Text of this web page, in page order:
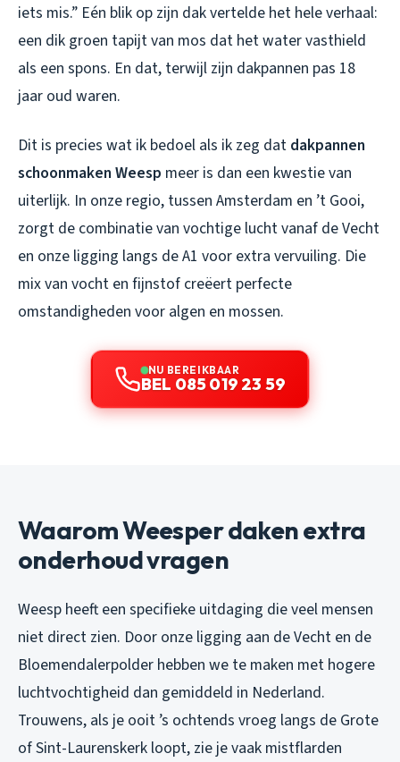
iets mis.” Eén blik op zijn dak vertelde het hele verhaal:
een dik groen tapijt van mos dat het water vasthield
als een spons. En dat, terwijl zijn dakpannen pas 18
jaar oud waren.
Dit is precies wat ik bedoel als ik zeg dat dakpannen
schoonmaken Weesp meer is dan een kwestie van
uiterlijk. In onze regio, tussen Amsterdam en ’t Gooi,
zorgt de combinatie van vochtige lucht vanaf de Vecht
en onze ligging langs de A1 voor extra vervuiling. Die
mix van vocht en fijnstof creëert perfecte
omstandigheden voor algen en mossen.
NU BEREIKBAAR
BEL 085 019 23 59
Waarom Weesper daken extra
onderhoud vragen
Weesp heeft een specifieke uitdaging die veel mensen
niet direct zien. Door onze ligging aan de Vecht en de
Bloemendalerpolder hebben we te maken met hogere
luchtvochtigheid dan gemiddeld in Nederland.
Trouwens, als je ooit ’s ochtends vroeg langs de Grote
of Sint-Laurenskerk loopt, zie je vaak mistflarden